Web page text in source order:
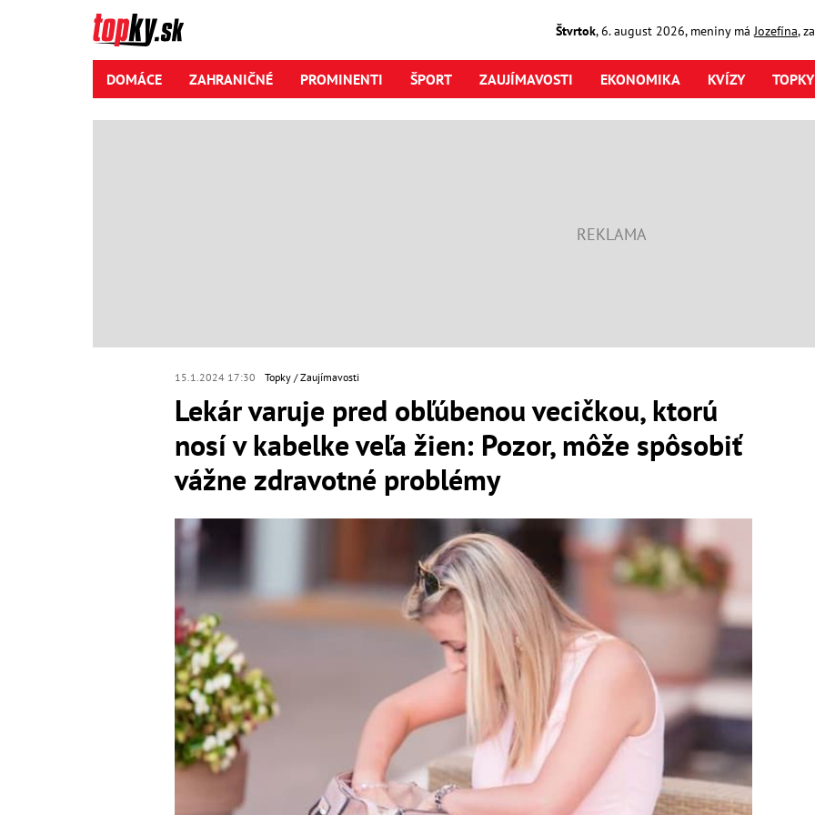
Štvrtok,6. august2026, meniny má Jozefína,
DOMÁCE ZAHRANIČNÉ PROMINENTI ŠPORT ZAUJÍMAVOSTI EKONOMIKA KVÍZY
15.1.2024 17:30 Topky Zaujímavosti
Lekár varuje pred obľúbenou vecičkou, ktorú
nosí v kabelke veľa žien: Pozor, môže spôsobiť
vážne zdravotné problémy